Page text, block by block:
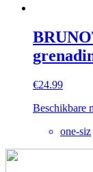
€24.99
Beschikbare
one-siz